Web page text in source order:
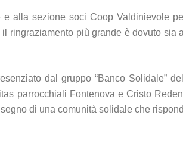
alla sezione soci Coop Valdinievole
ringraziamento più grande è dovuto
dal gruppo “Banco Solidale”
parrocchiali Fontenova e Cristo
di una comunità solidale che